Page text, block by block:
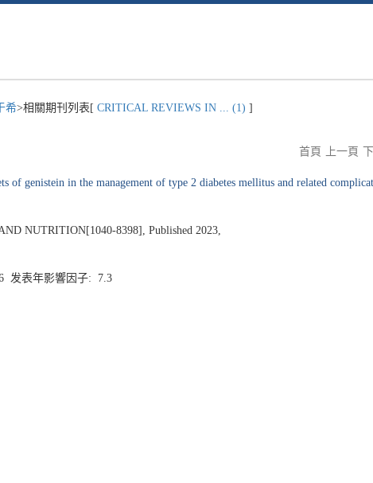
希>相關期刊列表[ CRITICAL REVIEWS IN ... (1) ]
首頁 上一頁
of genistein in the management of type 2 diabetes mellitus and related
NUTRITION[1040-8398], Published 2023,
发表年影響因子: 7.3